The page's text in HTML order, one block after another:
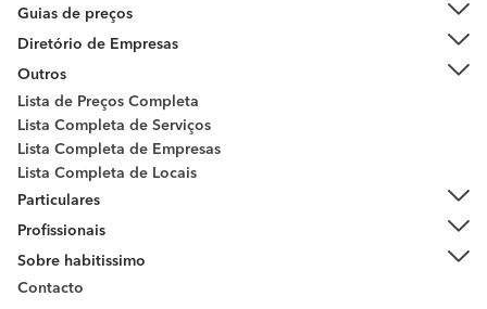
Guias de preços
Diretório de Empresas
Outros
Lista de Preços Completa
Lista Completa de Serviços
Lista Completa de Empresas
Lista Completa de Locais
Particulares
Profissionais
Sobre habitissimo
Contacto